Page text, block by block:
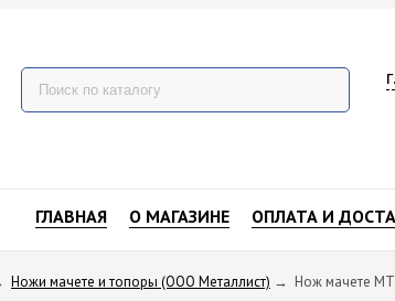
ГЛАВНАЯ О МАГАЗИНЕ ОПЛАТА И
Ножи мачете и топоры (ООО Металлист) → Нож мачете